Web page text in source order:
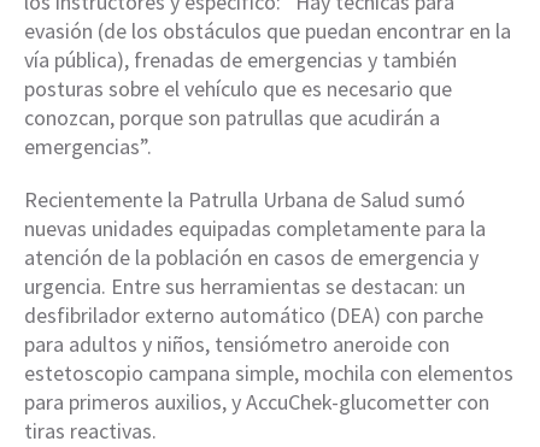
evasión (de los obstáculos que puedan encontrar en la
vía pública), frenadas de emergencias y también
posturas sobre el vehículo que es necesario que
conozcan, porque son patrullas que acudirán a
emergencias”.
Recientemente la Patrulla Urbana de Salud sumó
nuevas unidades equipadas completamente para la
atención de la población en casos de emergencia y
urgencia. Entre sus herramientas se destacan: un
desfibrilador externo automático (DEA) con parche
para adultos y niños, tensiómetro aneroide con
estetoscopio campana simple, mochila con elementos
para primeros auxilios, y AccuChek-glucometter con
tiras reactivas.